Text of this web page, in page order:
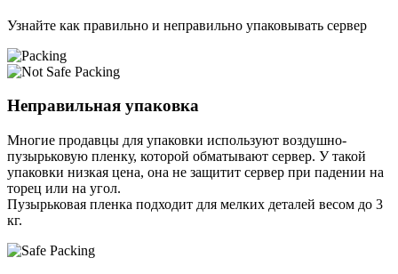
Узнайте как правильно и неправильно упаковывать сервер
Неправильная упаковка
Многие продавцы для упаковки используют воздушно-
пузырьковую пленку, которой обматывают сервер. У такой
упаковки низкая цена, она не защитит сервер при падении на
торец или на угол.
Пузырьковая пленка подходит для мелких деталей весом до 3
кг.